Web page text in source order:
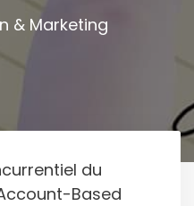
& Marketing
du
Based